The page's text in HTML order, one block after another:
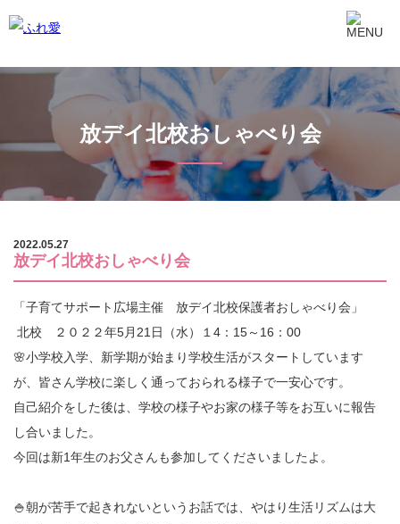
放デイ北校おしゃべり会
2022.05.27
放デイ北校おしゃべり会
「子育てサポート広場主催 放デイ北校保護者おしゃべり会」
北校 ２０２２年5月21日（水）１4：15～16：00
🌸小学校入学、新学期が始まり学校生活がスタートしています
が、皆さん学校に楽しく通っておられる様子で一安心です。
自己紹介をした後は、学校の様子やお家の様子等をお互いに報告
し合いました。
今回は新1年生のお父さんも参加してくださいましたよ。
🍚朝が苦手で起きれないというお話では、やはり生活リズムは大